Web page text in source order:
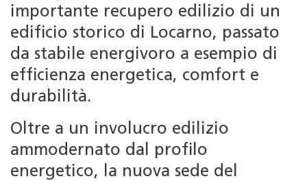
importante recupero edilizio di un
edificio storico di Locarno, passato
da stabile energivoro a esempio di
efficienza energetica, comfort e
durabilità.
Oltre a un involucro edilizio
ammodernato dal profilo
energetico, la nuova sede del